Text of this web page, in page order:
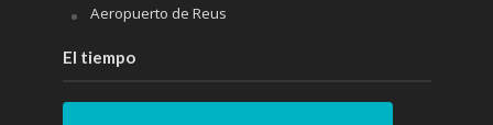
Aeropuerto de Reus
El tiempo